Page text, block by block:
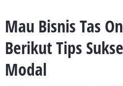
Mau Bisnis Tas
Berikut Tips
Modal